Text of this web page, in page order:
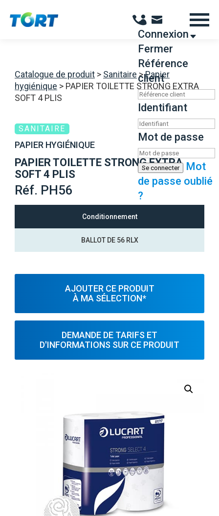
Connexion
Fermer
Référence
client
Identifiant
Mot de passe
Se connecter
Mot
de passe oublié
?
Catalogue de produit > Sanitaire >Papier
hygiénique > PAPIER TOILETTE STRONG EXTRA
SOFT 4 PLIS
SANITAIRE
PAPIER HYGIÉNIQUE
PAPIER TOILETTE STRONG EXTRA
SOFT 4 PLIS
Réf. PH56
Conditionnement
BALLOT DE 56 RLX
AJOUTER CE PRODUIT
À MA SÉLECTION*
DEMANDE DE TARIFS ET
D'INFORMATIONS SUR CE PRODUIT